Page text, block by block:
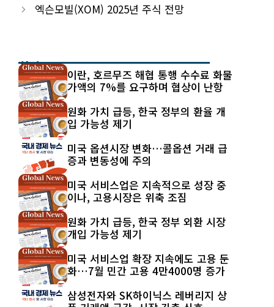
엑슨모빌(XOM) 2025년 주식 전망
최신 글
이란, 호르무즈 해협 통행 수수료 화물
가액의 7%를 요구하며 협상이 난항
원화 가치 급등, 한국 정부의 환율 개
입 가능성 제기
미국 옵션시장 변화…콜옵션 거래 급
증과 변동성에 주의
미국 서비스업은 지속적으로 성장 중
이나, 고용시장은 위축 조짐
원화 가치 급등, 한국 정부 외환 시장
개입 가능성 제기
미국 서비스업 확장 지속에도 고용 둔
화…7월 민간 고용 4만4000명 증가
삼성전자와 SK하이닉스 레버리지 상